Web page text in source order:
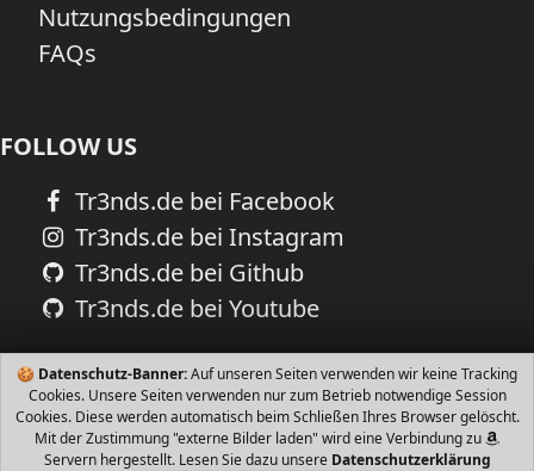
🍪 Datenschutz-Banner:Auf unseren Seiten verwenden wir keine Tracking
Cookies. Unsere Seiten verwenden nur zum Betrieb notwendige Session
Cookies. Diese werden automatisch beim Schließen Ihres Browser gelöscht.
Mit der Zustimmung "externe Bilder laden" wird eine Verbindung zu
Servern hergestellt. Lesen Sie dazu unsere Datenschutzerklärung
Nutzungsbedingungen
FAQs
FOLLOW US
Tr3nds.de bei Facebook
Tr3nds.de bei Instagram
Tr3nds.de bei Github
Tr3nds.de bei Youtube